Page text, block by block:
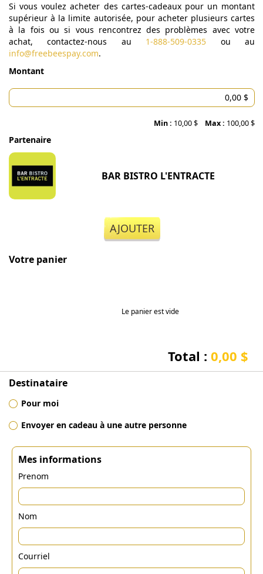
Si vous voulez acheter des cartes-cadeaux pour un montant
supérieur à la limite autorisée, pour acheter plusieurs cartes
à la fois ou si vous rencontrez des problèmes avec votre
achat, contactez-nous au 1-888-509-0335 ou au
info@freebeespay.com.
Montant
Min : 10,00 $ Max : 100,00 $
Partenaire
BAR BISTRO L'ENTRACTE
AJOUTER
Votre panier
Le panier est vide
Total : 0,00 $
Destinataire
Pour moi
Envoyer en cadeau à une autre personne
Mes informations
Prenom
Nom
Courriel